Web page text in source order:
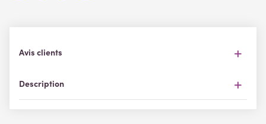
Description
Avis clients